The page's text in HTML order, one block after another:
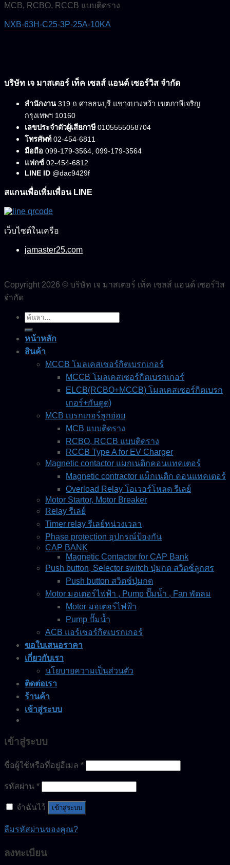
MCB, RCBO, RCCB แบบติดราง
NXB-63H-C25-3P-25A-10KA
บริษัท เจ มาสเตอร์ เท็ค เซลส์ แอนด์ เซอร์วิส จำกัด
สำนักงาน 319 ถ.ศาลธนบุรี แขวงบางหว้า เขตภาษีเจริญ
กรุงเทพฯ 10160
เลขประจำตัวผู้เสียภาษี0105555058704
โทรศัพท์02-454-6811
มือถือ 099-179-3564, 099-179-3564
แฟกซ์ 02-454-6812
LINE ID @dac9429f
สแกนเพื่อเพิ่มเพื่อน LINE
เว็บไซต์ในเครือ
jamaster25.com
Copyright 2026 © บริษัท เจ มาสเตอร์ เท็ค เซลส์ แอนด์ เซอร์วิส
จำกัด
ค้นหา:
หน้าหลัก
สินค้า
MCCB โมลเคสเซอร์กิตเบรกเกอร์
MCCB โมลเคสเซอร์กิตเบรกเกอร์
ELCB(RCBO+MCCB) โมลเคสเซอร์กิตเบรก
เกอร์+กันดูด)
MCB เบรกเกอร์ลูกย่อย
MCB แบบติดราง
RCBO, RCCB แบบติดราง
RCCB Type A for EV Charger
Magnetic contactor แมกเนติกคอนแทคเตอร์
Magnetic contractor แม็กเนติก คอนแทคเตอร์
Overload Relay โอเวอร์โหลด รีเลย์
Motor Startor, Motor Breaker
Relay รีเลย์
Timer relay รีเลย์หน่วงเวลา
Phase protection อุปกรณ์ป้องกัน
CAP BANK
Magnetic Contactor for CAP Bank
Push button, Selector switch ปุ่มกด สวิตช์ลูกศร
Push button สวิตช์ปุ่มกด
Motor มอเตอร์ไฟฟ้า , Pump ปั๊มน้ำ , Fan พัดลม
Motor มอเตอร์ไฟฟ้า
Pump ปั๊มน้ำ
ACB แอร์เซอร์กิตเบรกเกอร์
ขอใบเสนอราคา
เกี่ยวกับเรา
นโยบายความเป็นส่วนตัว
ติดต่อเรา
ร้านค้า
เข้าสู่ระบบ
เข้าสู่ระบบ
ชื่อผู้ใช้หรือที่อยู่อีเมล *
รหัสผ่าน *
จำฉันไว้ เข้าสู่ระบบ
ลืมรหัสผ่านของคุณ?
ลงทะเบียน